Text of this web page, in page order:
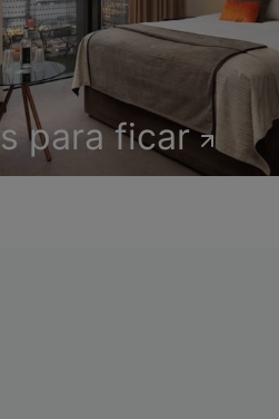
para ficar